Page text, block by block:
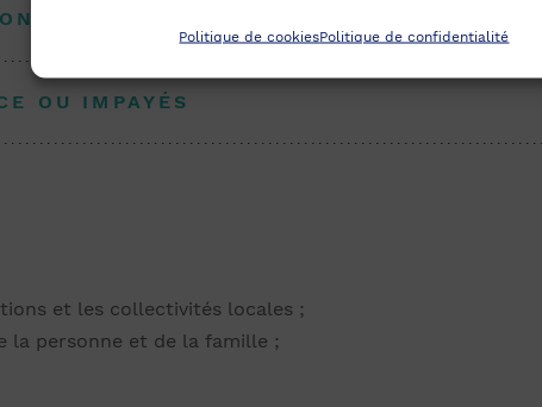
Politique de cookiesPolitique de confidentialité
OU À UNE PRESTATION DE
OU IMPAYÉS
et les collectivités locales ;
la personne et de la famille ;